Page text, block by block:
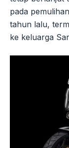
pada
tahun lalu,
ke keluarga